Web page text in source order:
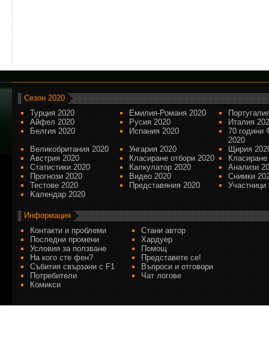
Сезон 2020
Турция 2020
Емилия-Романя 2020
Айфел 2020
Русия 2020
Италия
Белгия 2020
Испания 2020
70 години
2020
Великобритания 2020
Унгария 2020
Щирия
Австрия 2020
Класиране отбори 2020
Статистики 2020
Калкулатор 2020
Анализи
Прогнози 2020
Видео 2020
Снимки
Тестове 2020
Представяния 2020
Участници
Kалендар 2020
Информация
Контакти и проблеми
Стани автор
Последни промени
Хардуер
Условия за ползване
Помощ
На кого сте фен?
Представете се!
Събития свързани с F1
Въпроси и отговори
Потребители
Чат логове
Комикси